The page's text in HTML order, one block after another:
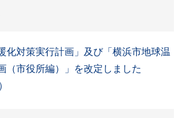
化対策実行計画」及び「横浜市地球温
（市役所編）」を改定しました